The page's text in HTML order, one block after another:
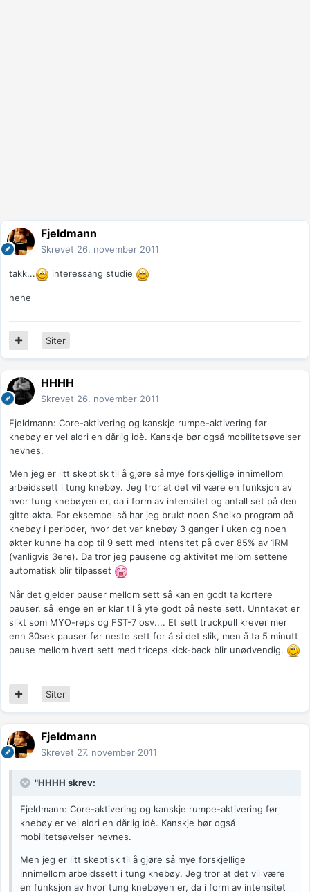
Fjeldmann
Skrevet 26. november 2011
takk... interessang studie
hehe
Siter
HHHH
Skrevet 26. november 2011
Fjeldmann: Core-aktivering og kanskje rumpe-aktivering før
knebøy er vel aldri en dårlig idè. Kanskje bør også mobilitetsøvelser
nevnes.
Men jeg er litt skeptisk til å gjøre så mye forskjellige innimellom
arbeidssett i tung knebøy. Jeg tror at det vil være en funksjon av
hvor tung knebøyen er, da i form av intensitet og antall set på den
gitte økta. For eksempel så har jeg brukt noen Sheiko program på
knebøy i perioder, hvor det var knebøy 3 ganger i uken og noen
økter kunne ha opp til 9 sett med intensitet på over 85% av 1RM
(vanligvis 3ere). Da tror jeg pausene og aktivitet mellom settene
automatisk blir tilpasset
Når det gjelder pauser mellom sett så kan en godt ta kortere
pauser, så lenge en er klar til å yte godt på neste sett. Unntaket er
slikt som MYO-reps og FST-7 osv.... Et sett truckpull krever mer
enn 30sek pauser før neste sett for å si det slik, men å ta 5 minutt
pause mellom hvert sett med triceps kick-back blir unødvendig.
Siter
Fjeldmann
Skrevet 27. november 2011
"HHHH skrev:
Fjeldmann: Core-aktivering og kanskje rumpe-aktivering før
knebøy er vel aldri en dårlig idè. Kanskje bør også
mobilitetsøvelser nevnes.
Men jeg er litt skeptisk til å gjøre så mye forskjellige
innimellom arbeidssett i tung knebøy. Jeg tror at det vil være
en funksjon av hvor tung knebøyen er, da i form av intensitet